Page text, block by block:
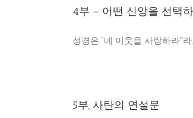
4부 – 어떤 신앙을 선택
성경은 “네 이웃을 사랑하라”
5부, 사탄의 연설문